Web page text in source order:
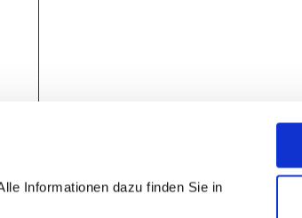
Informationen dazu finden Sie in